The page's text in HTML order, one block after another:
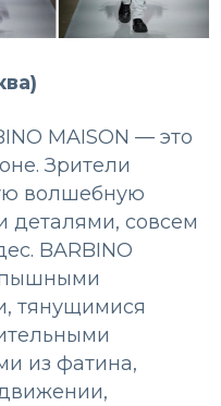
MAISON — это
Зрители
волшебную
деталями, совсем
BARBINO
пышными
тянущимися
из фатина,